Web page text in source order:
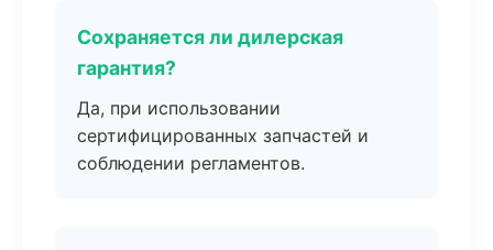
Сохраняется ли дилерская
гарантия?
Да, при использовании
сертифицированных запчастей и
соблюдении регламентов.